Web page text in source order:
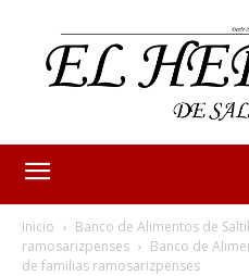
Inicio
Banco de Alimentos de
ramosarizpenses
Banco de
de familias ramosarizpenses